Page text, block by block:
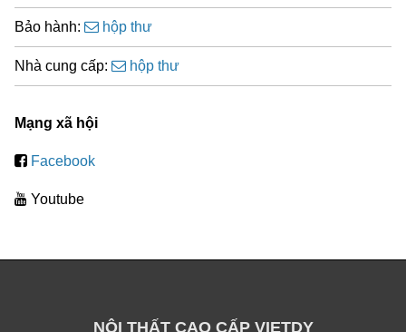
Bảo hành: hộp thư
Nhà cung cấp: hộp thư
Mạng xã hội
Facebook
Youtube
NỘI THẤT CAO CẤP VIETDY